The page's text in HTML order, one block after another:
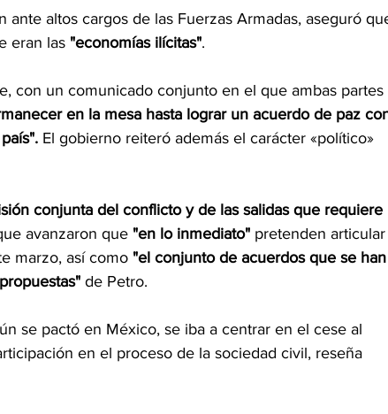
ante altos cargos de las Fuerzas Armadas, aseguró
eran las "economías ilícitas".
con un comunicado conjunto en el que ambas partes
en la mesa hasta lograr un acuerdo de paz
El gobierno reiteró además el carácter «político»
conjunta del conflicto y de las salidas que requiere
avanzaron que "en lo inmediato" pretenden
marzo, así como "el conjunto de acuerdos que se
de Petro.
se pactó en México, se iba a centrar en el cese al
en el proceso de la sociedad civil, reseña